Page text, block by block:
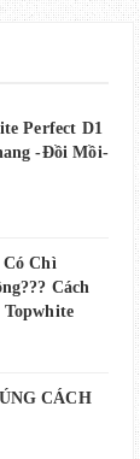
Perfect D1
-Đồi Mồi-
Chì
Cách
CÁCH